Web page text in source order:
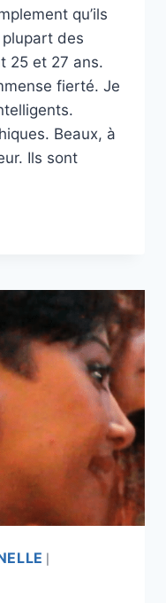
qu’ils
des
25 et 27 ans.
fierté. Je
Beaux, à
Ils sont